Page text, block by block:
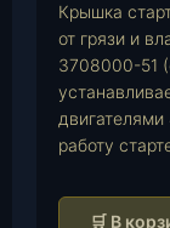
Крышка
от грязи и
3708000-51
работу
🛒 В